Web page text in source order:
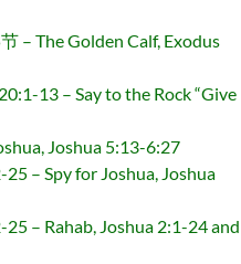
– The Golden Calf, Exodus
13 – Say to the Rock “Give
Joshua 5:13-6:27
– Spy for Joshua, Joshua
– Rahab, Joshua 2:1-24 and